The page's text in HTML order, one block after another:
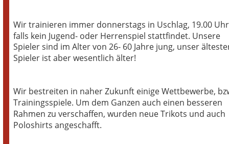
Wir trainieren immer donnerstags in Uschlag, 19.00
falls kein Jugend- oder Herrenspiel stattfindet. Unsere
Spieler sind im Alter von 26- 60 Jahre jung, unser
Spieler ist aber wesentlich älter!
Wir bestreiten in naher Zukunft einige Wettbewerbe,
Trainingsspiele. Um dem Ganzen auch einen besseren
Rahmen zu verschaffen, wurden neue Trikots und auch
Poloshirts angeschafft.